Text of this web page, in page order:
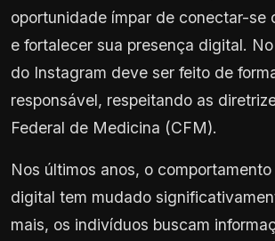
oportunidade ímpar de conectar-se
e fortalecer sua presença digital.
do Instagram deve ser feito de
responsável, respeitando as
Federal de Medicina (CFM).
Nos últimos anos, o
digital tem mudado
mais, os indivíduos buscam